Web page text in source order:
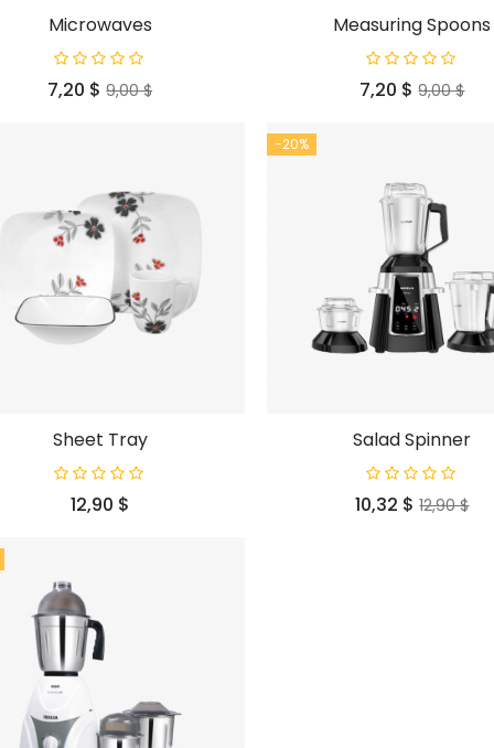
Microwaves
Preço
7,20 $ Preço
9,00 $
Measuring Spoons
Preço
7,20 $ Preço
9,00 $
Sheet Tray
Preço
12,90 $
-20%
Salad Spinner
Preço
10,32 $ Preço
12,90 $